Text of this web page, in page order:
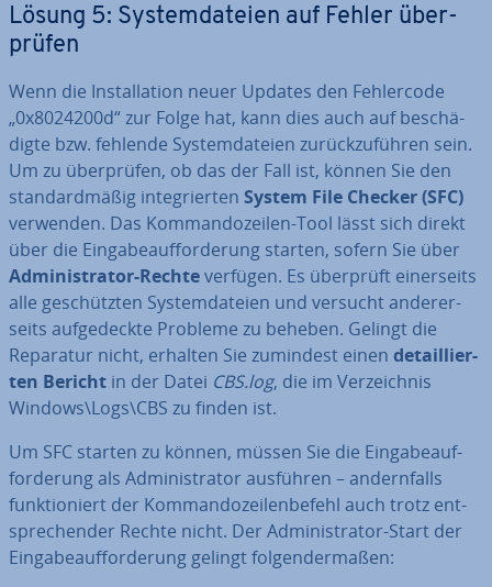
Lösung 5: Sys­tem­da­tei­en auf Fehler über­
prü­fen
Wenn die In­stal­la­ti­on neuer Updates den Feh­ler­code
„0x8024200d“ zur Folge hat, kann dies auch auf be­schä­
dig­te bzw. fehlende Sys­tem­da­tei­en zu­rück­zu­füh­ren sein.
Um zu über­prü­fen, ob das der Fall ist, können Sie den
stan­dard­mä­ßig in­te­grier­ten System File Checker (SFC)
verwenden. Das Kom­man­do­zei­len-Tool lässt sich direkt
über die Ein­ga­be­auf­for­de­rung starten, sofern Sie über
Ad­mi­nis­tra­tor-Rechteverfügen. Es überprüft ei­ner­seits
alle ge­schütz­ten Sys­tem­da­tei­en und versucht an­de­rer­
seits auf­ge­deck­te Probleme zu beheben. Gelingt die
Reparatur nicht, erhalten Sie zumindest einen de­tail­lier­
ten Bericht in der Datei CBS.log, die im Ver­zeich­nis
Windows\Logs\CBS zu finden ist.
Um SFC starten zu können, müssen Sie die Ein­ga­be­auf­
for­de­rung als Ad­mi­nis­tra­tor ausführen – an­dern­falls
funk­tio­niert der Kom­man­do­zei­len­be­fehl auch trotz ent­
spre­chen­der Rechte nicht. Der Ad­mi­nis­tra­tor-Start der
Ein­ga­be­auf­for­de­rung gelingt fol­gen­der­ma­ßen: